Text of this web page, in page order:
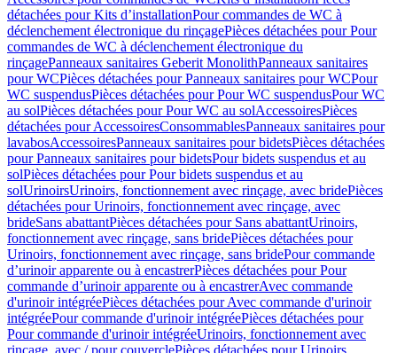
détachées pour Kits d’installationPour commandes de WC à
déclenchement électronique du rinçagePièces détachées pour Pour
commandes de WC à déclenchement électronique du
rinçagePanneaux sanitaires Geberit MonolithPanneaux sanitaires
pour WCPièces détachées pour Panneaux sanitaires pour WCPour
WC suspendusPièces détachées pour Pour WC suspendusPour WC
au solPièces détachées pour Pour WC au solAccessoiresPièces
détachées pour AccessoiresConsommablesPanneaux sanitaires pour
lavabosAccessoiresPanneaux sanitaires pour bidetsPièces détachées
pour Panneaux sanitaires pour bidetsPour bidets suspendus et au
solPièces détachées pour Pour bidets suspendus et au
solUrinoirsUrinoirs, fonctionnement avec rinçage, avec bridePièces
détachées pour Urinoirs, fonctionnement avec rinçage, avec
brideSans abattantPièces détachées pour Sans abattantUrinoirs,
fonctionnement avec rinçage, sans bridePièces détachées pour
Urinoirs, fonctionnement avec rinçage, sans bridePour commande
d’urinoir apparente ou à encastrerPièces détachées pour Pour
commande d’urinoir apparente ou à encastrerAvec commande
d'urinoir intégréePièces détachées pour Avec commande d'urinoir
intégréePour commande d'urinoir intégréePièces détachées pour
Pour commande d'urinoir intégréeUrinoirs, fonctionnement avec
rinçage, avec / pour couverclePièces détachées pour Urinoirs,